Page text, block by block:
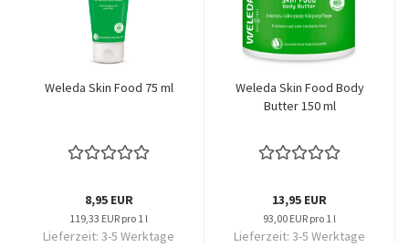
Weleda Skin Food 75 ml
8,95 EUR
119,33 EUR pro 1 l
Lieferzeit: 3-5 Werktage
Weleda Skin Food Body
Butter 150 ml
13,95 EUR
93,00 EUR pro 1 l
Lieferzeit: 3-5 Werktage